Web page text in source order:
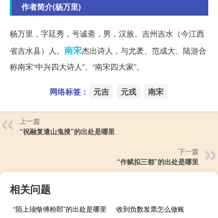
作者简介(杨万里)
杨万里，字廷秀，号诚斋，男，汉族。吉州吉水（今江西
省吉水县）人。 南宋杰出诗人，与尤袤、范成大、陆游合
称南宋“中兴四大诗人”、“南宋四大家”。
网络标签： 元吉 元戎 南宋
上一篇
“祝融复遣山鬼搜”的出处是哪里
下一篇
“作赋拟三都”的出处是哪里
相关问题
“陌上须惭傅粉郎”的出处是哪里 收到负数发票怎么做账